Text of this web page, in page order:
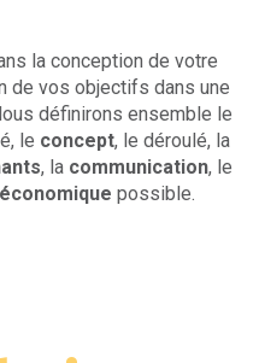
la conception de votre
de vos objectifs dans une
définirons ensemble le
le concept, le déroulé, la
, la communication, le
possible.